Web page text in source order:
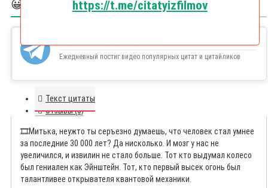
😀 БОЛЬШЕ ЦИТАЙЛИКОВ
Ежедневный постиг видео популярных цитат и цитайликов
Текст цитаты
Отзывы (0)
🎞️Митька, неужто ты серъезно думаешь, что человек стал умнее
за последние 30 000 лет? Да нисколько. И мозг у нас не
увеличился, и извилин не стало больше. Тот кто выдумал колесо
был гениален как Эйнштейн. Тот, кто первый высек огонь был
талантливее открывателя квантовой механики.
https://t.me/citatyizfilmov